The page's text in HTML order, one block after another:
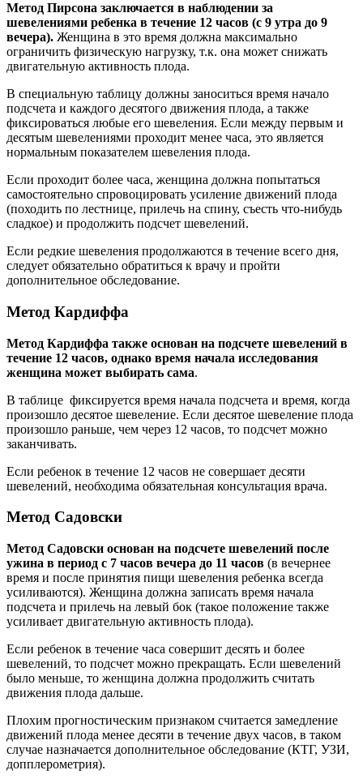
Метод Пирсона заключается в наблюдении за
шевелениями ребенка в течение 12 часов (с 9 утра до 9
вечера). Женщина в это время должна максимально
ограничить физическую нагрузку, т.к. она может снижать
двигательную активность плода.
В специальную таблицу должны заноситься время начало
подсчета и каждого десятого движения плода, а также
фиксироваться любые его шевеления. Если между первым и
десятым шевелениями проходит менее часа, это является
нормальным показателем шевеления плода.
Если проходит более часа, женщина должна попытаться
самостоятельно спровоцировать усиление движений плода
(походить по лестнице, прилечь на спину, съесть что-нибудь
сладкое) и продолжить подсчет шевелений.
Если редкие шевеления продолжаются в течение всего дня,
следует обязательно обратиться к врачу и пройти
дополнительное обследование.
Метод Кардиффа
Метод Кардиффа также основан на подсчете шевелений в
течение 12 часов, однако время начала исследования
женщина может выбирать сама.
В таблице фиксируется время начала подсчета и время, когда
произошло десятое шевеление. Если десятое шевеление плода
произошло раньше, чем через 12 часов, то подсчет можно
заканчивать.
Если ребенок в течение 12 часов не совершает десяти
шевелений, необходима обязательная консультация врача.
Метод Садовски
Метод Садовски основан на подсчете шевелений после
ужина в период с 7 часов вечера до 11 часов (в вечернее
время и после принятия пищи шевеления ребенка всегда
усиливаются). Женщина должна записать время начала
подсчета и прилечь на левый бок (такое положение также
усиливает двигательную активность плода).
Если ребенок в течение часа совершит десять и более
шевелений, то подсчет можно прекращать. Если шевелений
было меньше, то женщина должна продолжить считать
движения плода дальше.
Плохим прогностическим признаком считается замедление
движений плода менее десяти в течение двух часов, в таком
случае назначается дополнительное обследование (КТГ, УЗИ,
допплерометрия).